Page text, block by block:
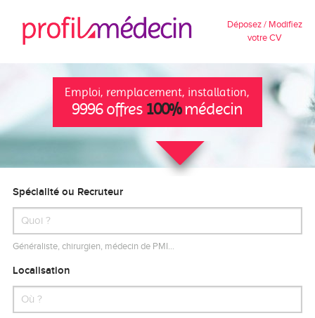
Déposez / Modifiez
votre CV
Emploi, remplacement, installation,
9996 offres 100%médecin
Spécialité ou Recruteur
Généraliste, chirurgien, médecin de PMI…
Localisation